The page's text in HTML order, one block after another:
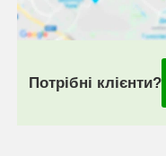
Потрібні клієнти?